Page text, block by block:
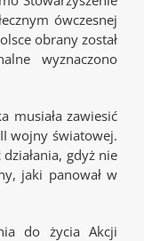
ówczesnej
obrany został
wyznaczono
musiała zawiesić
wojny światowej.
gdyż nie
jaki panował w
do życia Akcji